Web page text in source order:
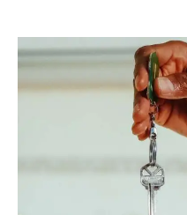
Rovatok
Kapcsolat
Szolgáltatóknak